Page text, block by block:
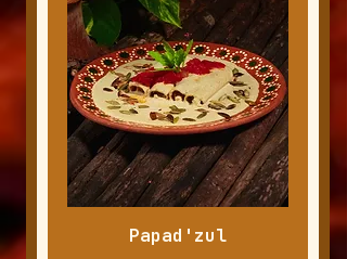
Papad'zul